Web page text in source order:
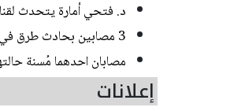
د. فتحي أمارة يتحدث
3 مصابين بحادث طرق في البعينة النجيدات
مصابان احدهما مُسنة
إعلانات